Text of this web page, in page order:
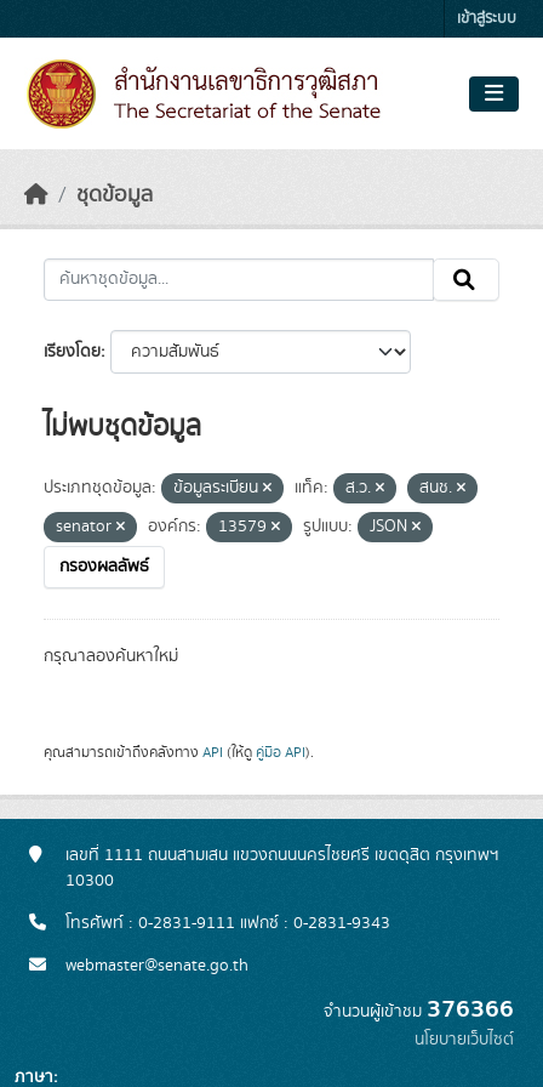
เข้าสู่ระบบ
ชุดข้อมูล
เรียงโดย
ไม่พบชุดข้อมูล
ประเภทชุดข้อมูล: ข้อมูลระเบียน แท็ค: ส.ว.
สนช.
senator
องค์กร: 13579 รูปแบบ:
JSON
กรองผลลัพธ์
กรุณาลองค้นหาใหม่
คุณสามารถเข้าถึงคลังทาง API (ให้ดู คู่มือ API).
เลขที่ 1111 ถนนสามเสน แขวงถนนนครไชยศรี เขตดุสิต กรุงเทพฯ
10300
โทรศัพท์ : 0-2831-9111 แฟกซ์ : 0-2831-9343
webmaster@senate.go.th
จำนวนผู้เข้าชม 376366
นโยบายเว็บไซต์
ภาษา